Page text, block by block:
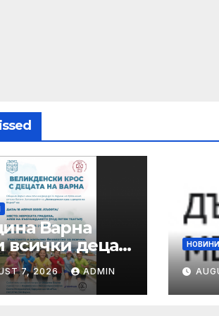
Варна
всички деца
години на
детско
7, 2026 ADMIN
НОВИНИ